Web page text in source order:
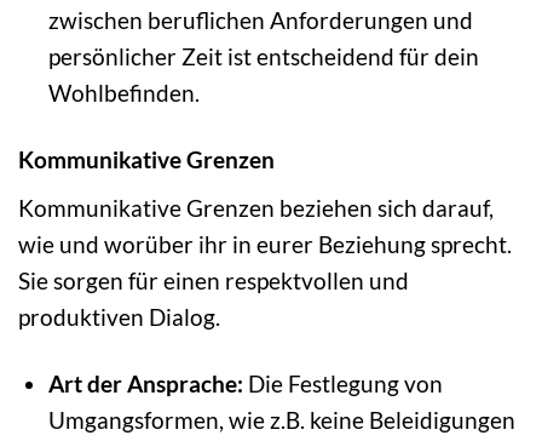
zwischen beruflichen Anforderungen und
persönlicher Zeit ist entscheidend für dein
Wohlbefinden.
Kommunikative Grenzen
Kommunikative Grenzen beziehen sich darauf,
wie und worüber ihr in eurer Beziehung sprecht.
Sie sorgen für einen respektvollen und
produktiven Dialog.
Art der Ansprache: Die Festlegung von
Umgangsformen, wie z.B. keine Beleidigungen